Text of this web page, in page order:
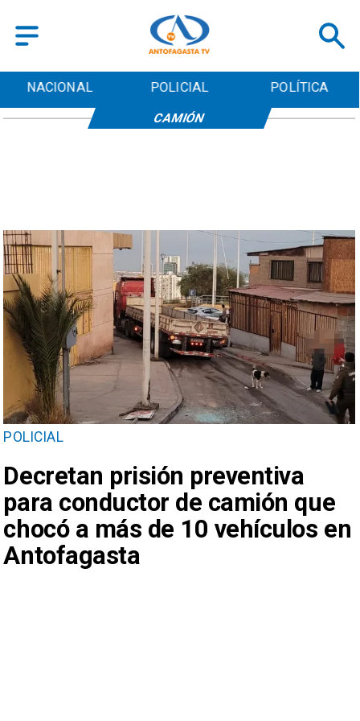
NACIONAL POLICIAL POLÍTICA
POLICIAL
Decretan prisión preventiva
para conductor de camión que
chocó a más de 10 vehículos en
Antofagasta
CAMIÓN